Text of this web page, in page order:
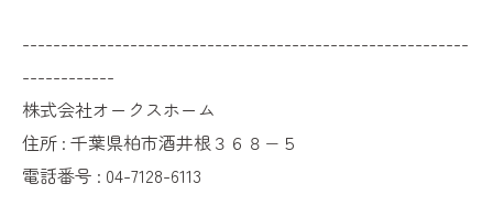
----------------------------------------------------------
------------
株式会社オークスホーム
住所 : 千葉県柏市酒井根３６８−５
電話番号 : 04-7128-6113